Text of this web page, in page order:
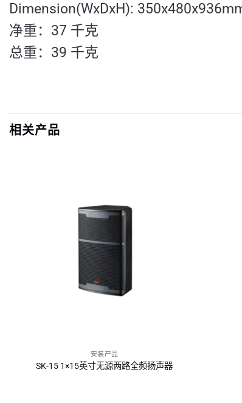
Dimension(WxDxH):
净重：37 千克
总重：39 千克
相关产品
询问报价
安装产品
SK-15 1×15英寸无源两路全频扬声器